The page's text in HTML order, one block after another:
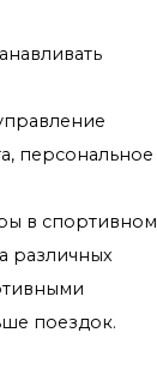
персональное
в спортивном
различных
поездок.